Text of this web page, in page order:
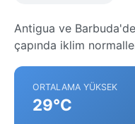
Antigua ve
çapında iklim
ORTALAMA YÜKSEK
29°C